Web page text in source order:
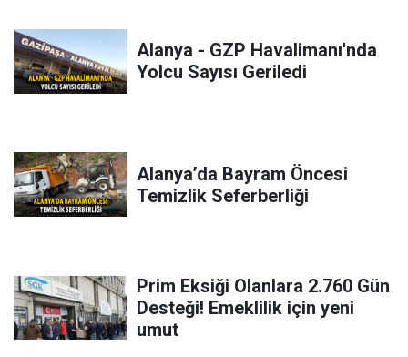
Alanya - GZP Havalimanı'nda
Yolcu Sayısı Geriledi
Alanya’da Bayram Öncesi
Temizlik Seferberliği
Prim Eksiği Olanlara 2.760 Gün
Desteği! Emeklilik için yeni
umut